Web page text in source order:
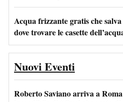
Acqua frizzante gratis che
dove trovare le casette
Nuovi Eventi
Roberto Saviano arriva a